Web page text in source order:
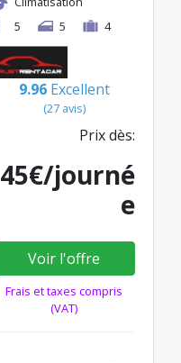
5
5 4
9.96 Excellent
(27 avis)
Prix dès:
45€/journé
e
Voir l'offre
Frais et taxes compris
(VAT)